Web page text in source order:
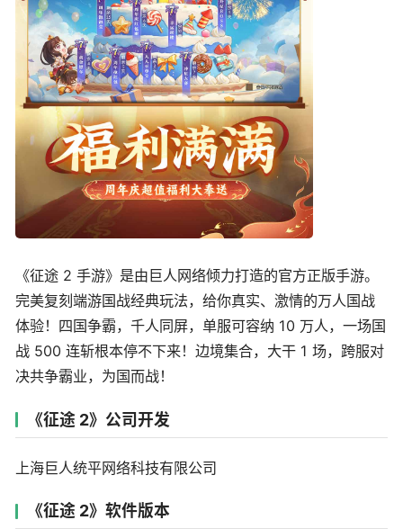
《征途 2 手游》是由巨人网络倾力打造的官方正版手游。
完美复刻端游国战经典玩法，给你真实、激情的万人国战
体验！四国争霸，千人同屏，单服可容纳 10 万人，一场国
战 500 连斩根本停不下来！边境集合，大干 1 场，跨服对
决共争霸业，为国而战！
《征途 2》公司开发
上海巨人统平网络科技有限公司
《征途 2》软件版本